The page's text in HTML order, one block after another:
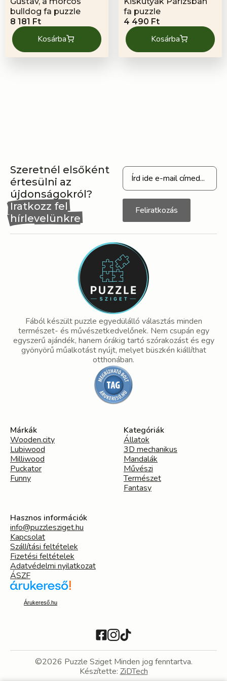
bulldog fa puzzle
8 181 Ft
Kosárba
fa puzzle
4 490 Ft
Kosárba
Szeretnél elsőként
értesülni az
újdonságokról?
Iratkozz fel
hírlevelünkre
Feliratkozás
Fából készült puzzle egyedülálló választás minden
természet- és művészetkedvelőnek. Nem csupán egy
egyszerű ajándék, hanem órákig tartó szórakozást és egy
gyönyörű műalkotást nyújt, melyet büszkén kiállíthat
otthonában.
Márkák
Wooden.city
Lubiwood
Milliwood
Puckator
Funny
Kategóriák
Állatok
3D mechanikus
Mandalák
Művészi
Természet
Fantasy
Hasznos információk
info@puzzlesziget.hu
Kapcsolat
Szállítási feltételek
Fizetési feltételek
Adatvédelmi nyilatkozat
ÁSZF
Árukereső.hu
©2026 Puzzle Sziget Minden jog fenntartva.
Készítette: ZiDTech